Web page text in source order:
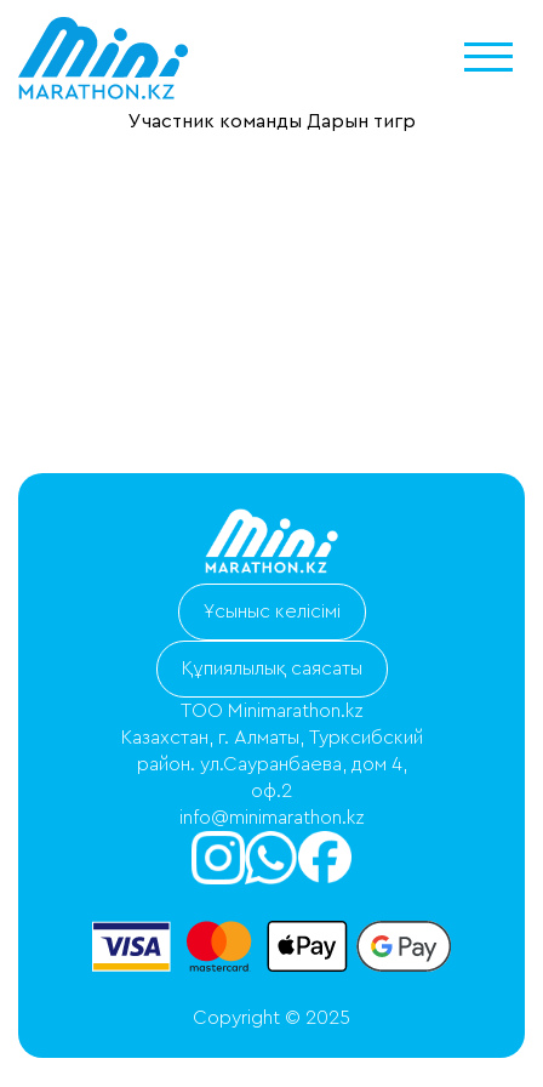
Участник команды Дарын тигр
Ұсыныс келісімі
Құпиялылық саясаты
ТОО Minimarathon.kz
Казахстан, г. Алматы, Турксибский
район. ул.Сауранбаева, дом 4,
оф.2
info@minimarathon.kz
Copyright © 2025